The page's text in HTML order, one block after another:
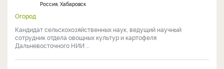
Россия, Хабаровск
Огород
Кандидат сельскохозяйственных наук, ведущий научный
сотрудник отдела овощных культур и картофеля
Дальневосточного НИИ ...